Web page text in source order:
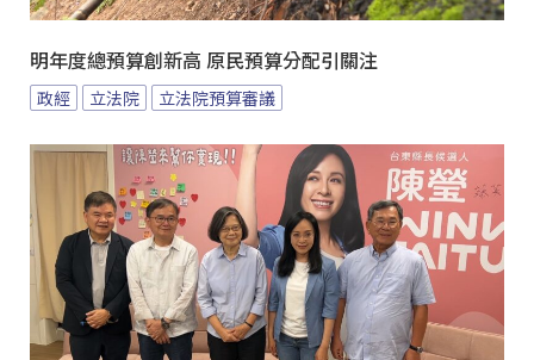
明年度總預算創新高 原民預算分配引關注
政經 立法院 立法院預算審議